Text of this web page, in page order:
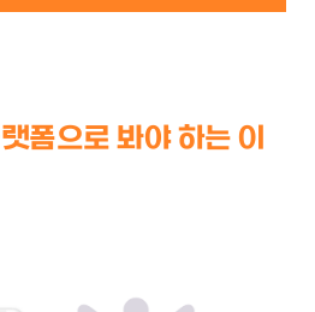
폼으로 봐야 하는 이